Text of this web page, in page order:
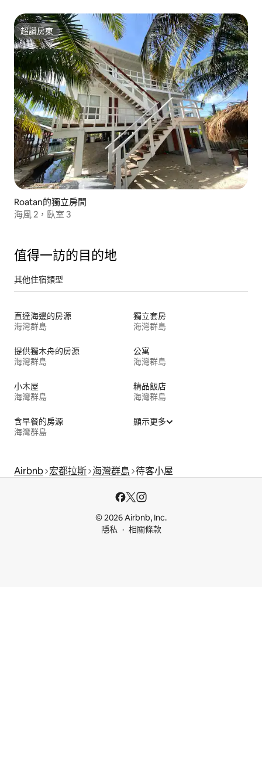
超讚房東
超讚房東
Roatan的獨立房間
海風 2，臥室 3
值得一訪的目的地
其他住宿類型
直達海邊的房源
海灣群島
獨立套房
海灣群島
提供獨木舟的房源
海灣群島
公寓
海灣群島
小木屋
海灣群島
精品飯店
海灣群島
含早餐的房源
海灣群島
顯示更多
Airbnb 宏都拉斯 海灣群島 待客小屋
© 2026 Airbnb, Inc.
隱私
相關條款